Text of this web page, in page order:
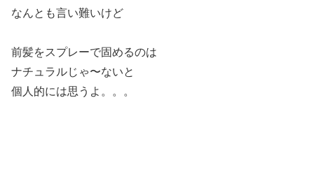
なんとも言い難いけど
前髪をスプレーで固めるのは
ナチュラルじゃ〜ないと
個人的には思うよ。。。